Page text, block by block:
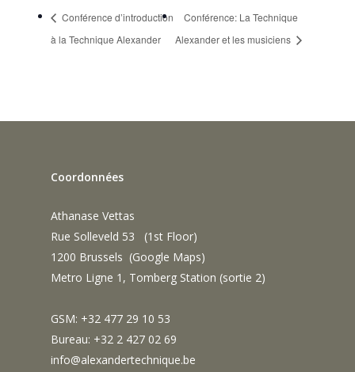
Conférence d’introduction
à la Technique Alexander
Conférence: La Technique
Alexander et les musiciens
Coordonnées
Athanase Vettas
Rue Solleveld 53 (1st Floor)
1200 Brussels (Google Maps)
Metro Ligne 1, Tomberg Station (sortie 2)
GSM: +32 477 29 10 53
Bureau: +32 2 427 02 69
info@alexandertechnique.be